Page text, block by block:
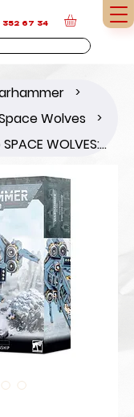
352 67 34
>
Wolves >
Набір мініатюр SPACE WOLVES: STORMFANG GUNSHIP